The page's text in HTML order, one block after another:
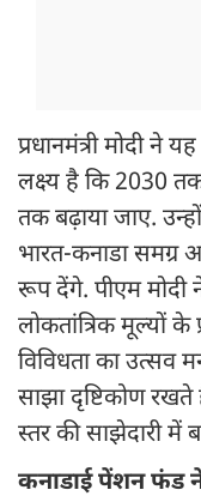
प्रधानमंत्री मोदी ने
लक्ष्य है कि 2030 तक
तक बढ़ाया जाए.
भारत-कनाडा समग्र
रूप देंगे. पीएम मोदी
लोकतांत्रिक मूल्यों के
विविधता का उत्सव
साझा दृष्टिकोण
स्तर की साझेदारी में
कनाडाई पेंशन फंड